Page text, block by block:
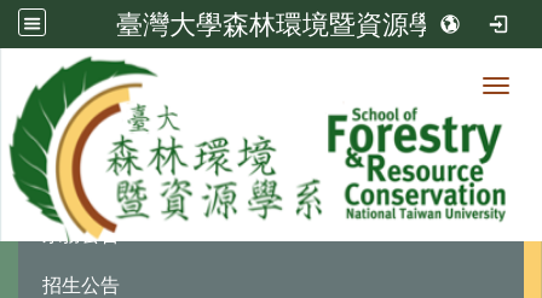
臺灣大學森林環境暨資源學系
最新消息
系務公告
招生公告